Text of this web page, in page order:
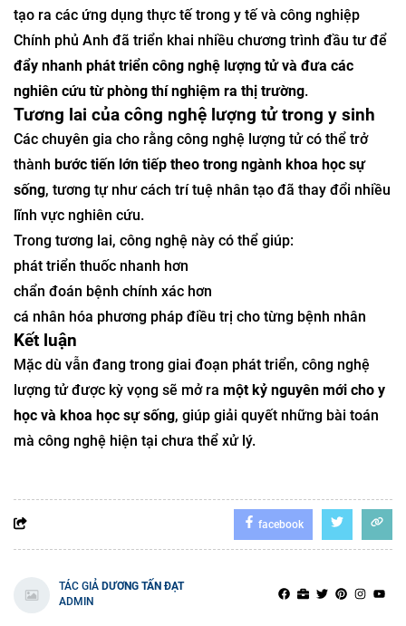
tạo ra các ứng dụng thực tế trong y tế và công nghiệp
Chính phủ Anh đã triển khai nhiều chương trình đầu tư để
đẩy nhanh phát triển công nghệ lượng tử và đưa các
nghiên cứu từ phòng thí nghiệm ra thị trường.
Tương lai của công nghệ lượng tử trong y sinh
Các chuyên gia cho rằng công nghệ lượng tử có thể trở
thành bước tiến lớn tiếp theo trong ngành khoa học sự
sống, tương tự như cách trí tuệ nhân tạo đã thay đổi nhiều
lĩnh vực nghiên cứu.
Trong tương lai, công nghệ này có thể giúp:
phát triển thuốc nhanh hơn
chẩn đoán bệnh chính xác hơn
cá nhân hóa phương pháp điều trị cho từng bệnh nhân
Kết luận
Mặc dù vẫn đang trong giai đoạn phát triển, công nghệ
lượng tử được kỳ vọng sẽ mở ra một kỷ nguyên mới cho y
học và khoa học sự sống, giúp giải quyết những bài toán
mà công nghệ hiện tại chưa thể xử lý.
facebook
TÁC GIẢ DƯƠNG TẤN ĐẠT
ADMIN